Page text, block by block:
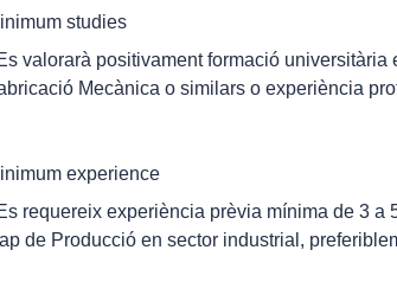
studies
valorarà positivament formació
Mecànica o similars o experiència
experience
requereix experiència prèvia mínima de 3 a
de Producció en sector industrial,